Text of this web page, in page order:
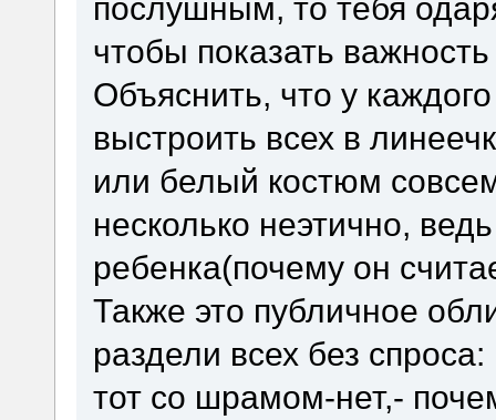
послушным, то тебя
чтобы показать
Объяснить, что у
выстроить всех в
или белый костюм
несколько неэтично,
ребенка(почему он
Также это публичное
раздели всех без
тот со шрамом-нет,-